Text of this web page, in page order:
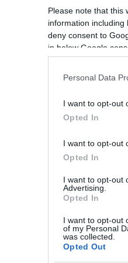
Please note that this
information including
deny consent to
in below Google
Personal Data
I want to opt-out
Opted In
I want to opt-out
Opted In
I want to opt-out
Advertising.
Opted In
I want to opt-out
of my Personal
was collected.
Opted Out